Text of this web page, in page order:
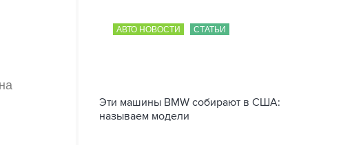
АВТО НОВОСТИ СТАТЬИ
Эти машины BMW собирают в США:
называем модели